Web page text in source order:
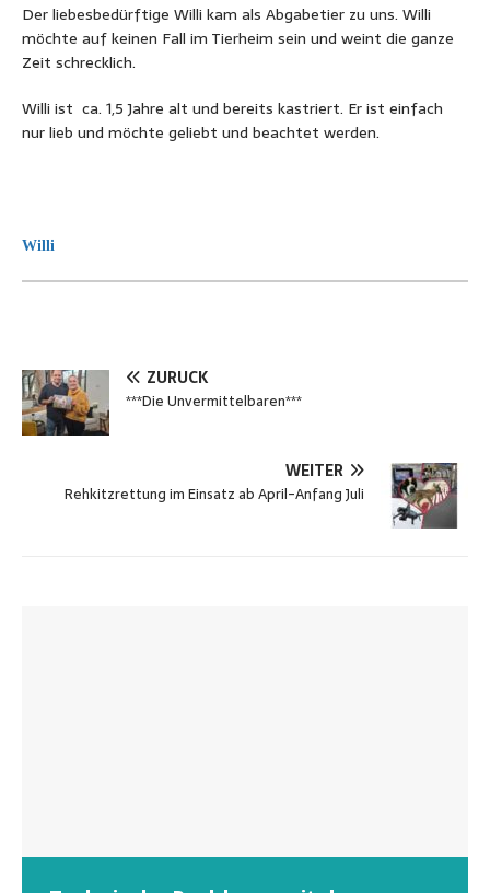
Der liebesbedürftige Willi kam als Abgabetier zu uns. Willi
möchte auf keinen Fall im Tierheim sein und weint die ganze
Zeit schrecklich.
Willi ist ca. 1,5 Jahre alt und bereits kastriert. Er ist einfach
nur lieb und möchte geliebt und beachtet werden.
Willi
ZURÜCK
***Die Unvermittelbaren***
WEITER
Rehkitzrettung im Einsatz ab April-Anfang Juli
Wunschzettel unserer Fellnasen